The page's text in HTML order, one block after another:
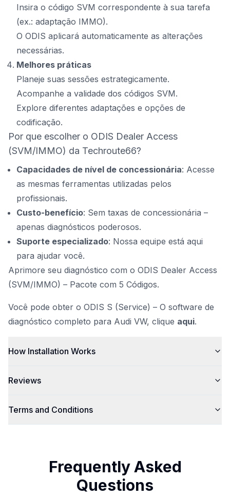
Insira o código SVM correspondente à sua tarefa
(ex.: adaptação IMMO).
O ODIS aplicará automaticamente as alterações
necessárias.
Melhores práticas
Planeje suas sessões estrategicamente.
Acompanhe a validade dos códigos SVM.
Explore diferentes adaptações e opções de
codificação.
Por que escolher o ODIS Dealer Access
(SVM/IMMO) da Techroute66?
Capacidades de nível de concessionária: Acesse
as mesmas ferramentas utilizadas pelos
profissionais.
Custo-benefício: Sem taxas de concessionária –
apenas diagnósticos poderosos.
Suporte especializado: Nossa equipe está aqui
para ajudar você.
Aprimore seu diagnóstico com o ODIS Dealer Access
(SVM/IMMO) – Pacote com 5 Códigos.
Você pode obter o ODIS S (Service) – O software de
diagnóstico completo para Audi VW, clique aqui.
How Installation Works
Reviews
Terms and Conditions
Frequently Asked
Questions